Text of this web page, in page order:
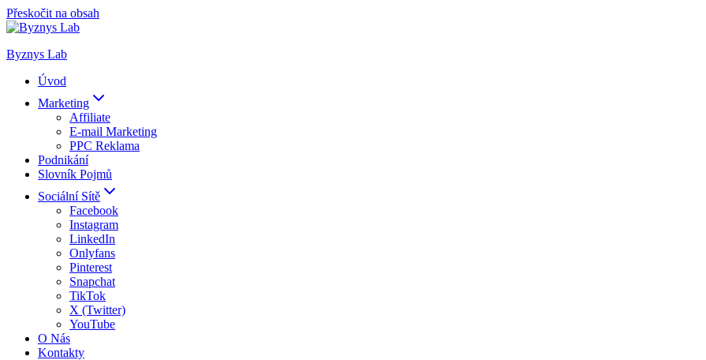
Přeskočit na obsah
Byznys Lab
Úvod
Marketing
Affiliate
E-mail Marketing
PPC Reklama
Podnikání
Slovník Pojmů
Sociální Sítě
Facebook
Instagram
LinkedIn
Onlyfans
Pinterest
Snapchat
TikTok
X (Twitter)
YouTube
O Nás
Kontakty